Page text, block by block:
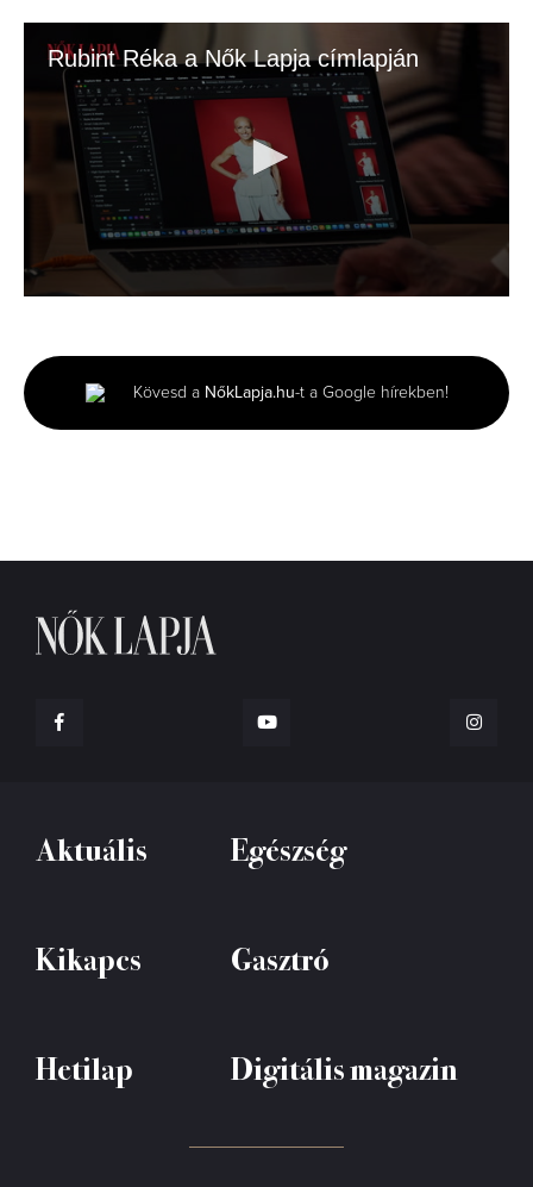
Rubint Réka a Nők Lapja címlapján
46
seconds
Kövesd a NőkLapja.hu-t a Google hírekben!
Aktuális Egészség
Kikapcs Gasztró
Hetilap Digitális magazin